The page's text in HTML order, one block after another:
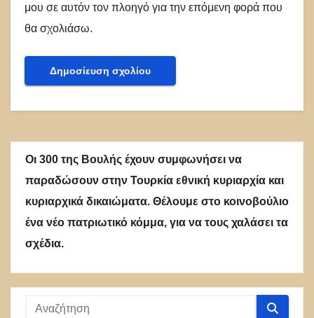
μου σε αυτόν τον πλοηγό για την επόμενη φορά που
θα σχολιάσω.
Οι 300 της Βουλής έχουν συμφωνήσει να
παραδώσουν στην Τουρκία εθνική κυριαρχία και
κυριαρχικά δικαιώματα. Θέλουμε στο κοινοβούλιο
ένα νέο πατριωτικό κόμμα, για να τους χαλάσει τα
σχέδια.